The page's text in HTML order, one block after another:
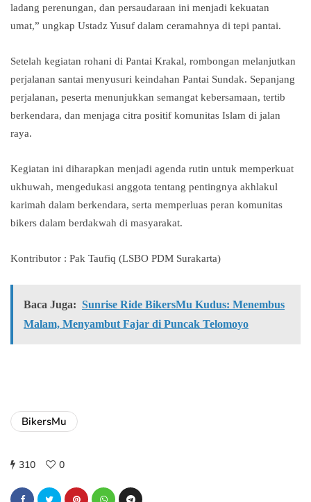
ladang perenungan, dan persaudaraan ini menjadi kekuatan
umat,” ungkap Ustadz Yusuf dalam ceramahnya di tepi pantai.
Setelah kegiatan rohani di Pantai Krakal, rombongan melanjutkan
perjalanan santai menyusuri keindahan Pantai Sundak. Sepanjang
perjalanan, peserta menunjukkan semangat kebersamaan, tertib
berkendara, dan menjaga citra positif komunitas Islam di jalan
raya.
Kegiatan ini diharapkan menjadi agenda rutin untuk memperkuat
ukhuwah, mengedukasi anggota tentang pentingnya akhlakul
karimah dalam berkendara, serta memperluas peran komunitas
bikers dalam berdakwah di masyarakat.
Kontributor : Pak Taufiq (LSBO PDM Surakarta)
Baca Juga: Sunrise Ride BikersMu Kudus: Menembus
Malam, Menyambut Fajar di Puncak Telomoyo
BikersMu
310 0